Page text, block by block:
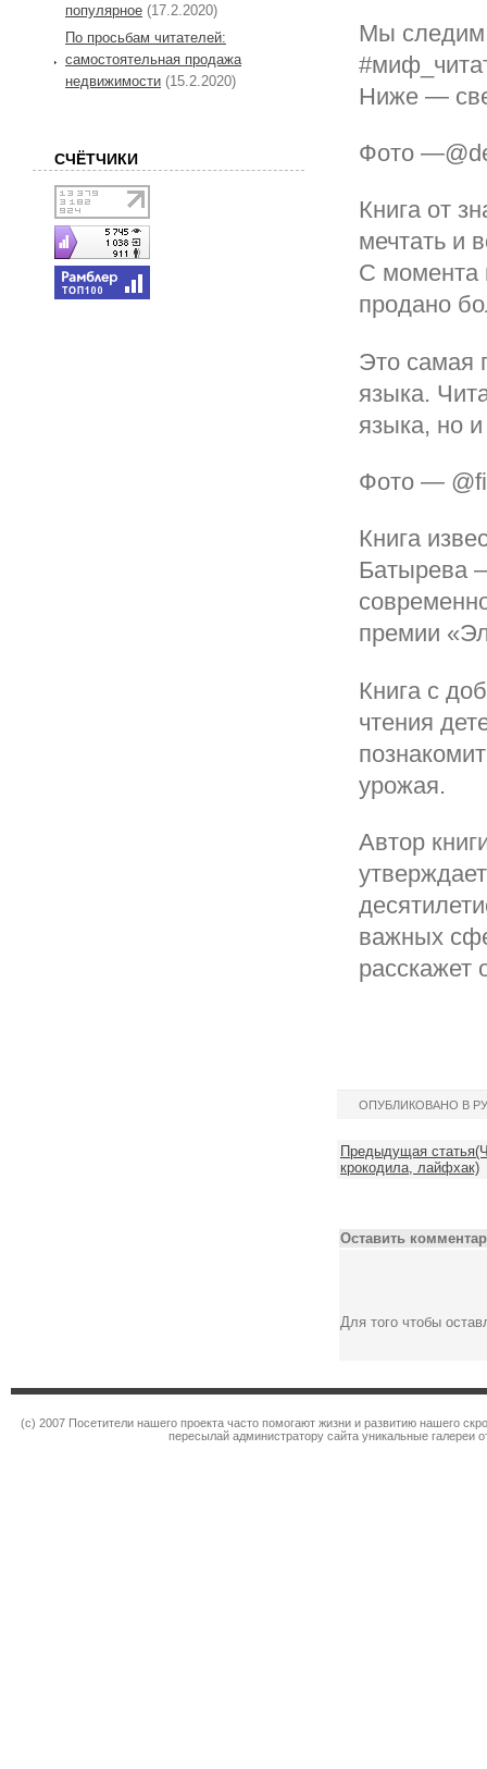
Мы следим
Ниже —
Фото
Книга от
мечтать и
С момента
продано
Это самая
языка.
языка, но и
Фото —
Книга
Батырева
премии
Книга с
чтения
урожая.
Автор
важных
расскажет
ОПУБЛИКОВАНО В
Предыдущая
крокодила, лайфхак)
Оставить
Для того чтобы
популярное (17.2.2020)
По просьбам читателей:
самостоятельная продажа
недвижимости (15.2.2020)
СЧЁТЧИКИ
(c) 2007 Посетители нашего проекта часто помогают жизни и развитию нашего
пересылай администратору сайта уникальные галереи